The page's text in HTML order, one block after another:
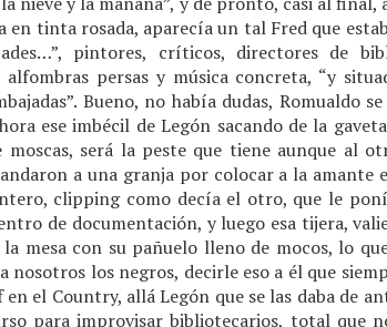
tinta rosada, aparecía un tal Fred que
pintores, críticos, directores de
persas y música concreta, “y
Bueno, no había dudas, Romualdo
ese imbécil de Legón sacando de la
moscas, será la peste que tiene aunque al
a una granja por colocar a la amante
clipping como decía el otro, que le
de documentación, y luego esa tijera,
mesa con su pañuelo lleno de mocos, lo
nosotros los negros, decirle eso a él que
el Country, allá Legón que se las daba de
para improvisar bibliotecarios, total que